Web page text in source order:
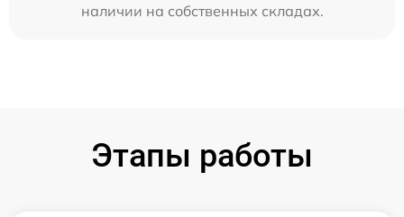
наличии на собственных складах.
Этапы работы